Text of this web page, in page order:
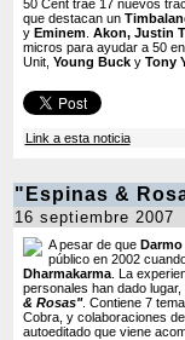
50 Cent trae 17 nuevos
que destacan un
y Eminem. Akon, Justin
micros para ayudar a 50
Unit, Young Bucky Tony
Link a esta noticia
"Espinas &
16 septiembre 2007
A pesar de que Darmo
público en 2002
Dharmakarma. La
personales han dado
& Rosas". Contiene 7
Cobra, y colaboraciones
autoeditado que viene